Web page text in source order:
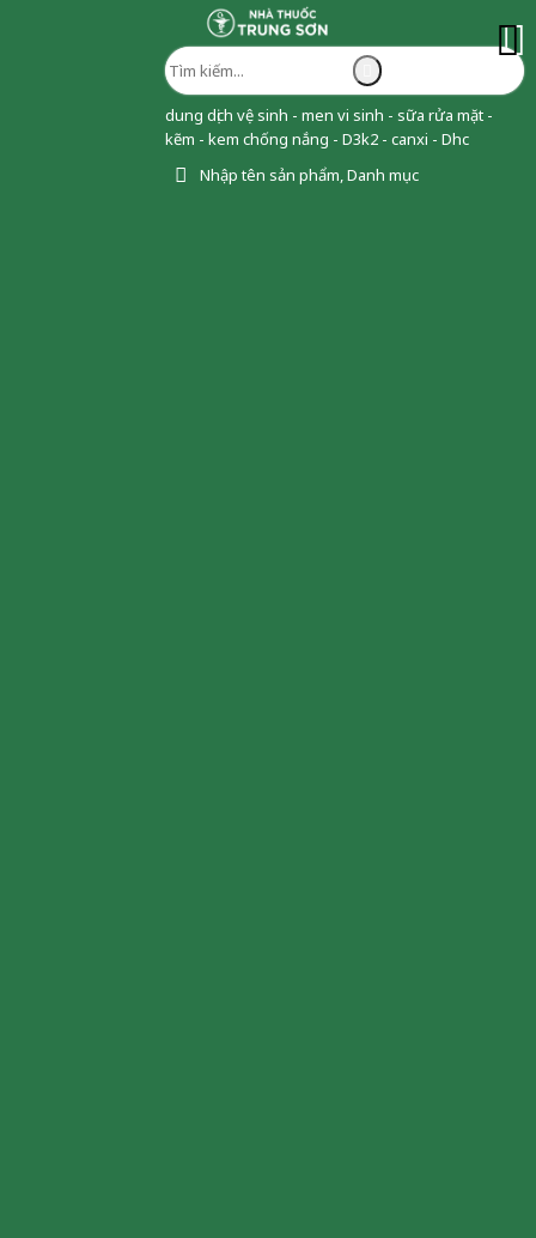
dung dịch vệ sinh - men vi sinh - sữa rửa mặt -
kẽm - kem chống nắng - D3k2 - canxi - Dhc
Nhập tên sản phẩm, Danh mục